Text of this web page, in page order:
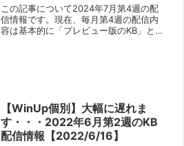
この記事について2024年7月第4週の配
信情報です。現在、毎月第4週の配信内
容は基本的に「プレビュー版のKB」とな
【WinUp個別】大幅に遅れま
す・・・2022年6月第2週のKB
配信情報【2022/6/16】